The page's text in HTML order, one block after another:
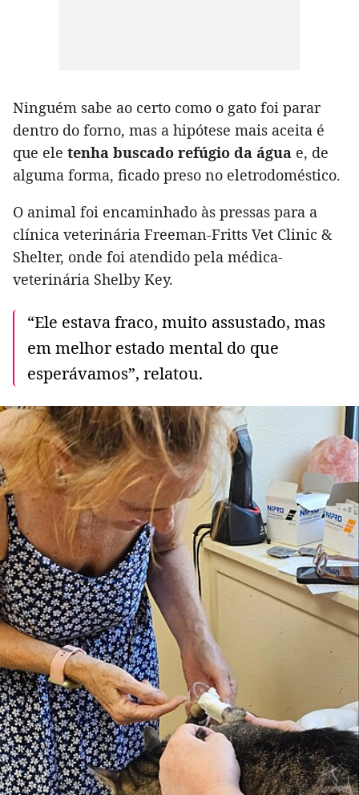
Ninguém sabe ao certo como o gato foi parar
dentro do forno, mas a hipótese mais aceita é
que ele tenha buscado refúgio da água e, de
alguma forma, ficado preso no eletrodoméstico.
O animal foi encaminhado às pressas para a
clínica veterinária Freeman-Fritts Vet Clinic &
Shelter, onde foi atendido pela médica-
veterinária Shelby Key.
“Ele estava fraco, muito assustado, mas
em melhor estado mental do que
esperávamos”, relatou.